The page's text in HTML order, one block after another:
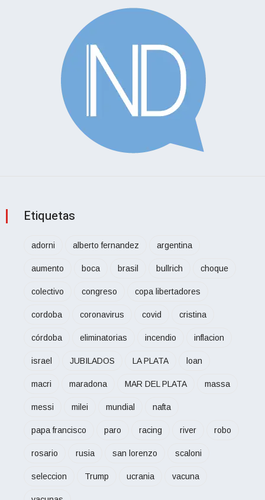
Etiquetas
adorni alberto fernandez argentina
aumento boca brasil bullrich choque
colectivo congreso copa libertadores
cordoba coronavirus covid cristina
córdoba eliminatorias incendio inflacion
israel JUBILADOS LA PLATA loan
macri maradona MAR DEL PLATA massa
messi milei mundial nafta
papa francisco paro racing river robo
rosario rusia san lorenzo scaloni
seleccion Trump ucrania vacuna